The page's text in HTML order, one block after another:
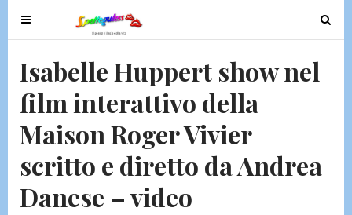
T
o
l
e
n
v
i
g
T
o
v
Isabelle Huppert show nel
film interattivo della
Maison Roger Vivier
scritto e diretto da Andrea
Danese – video